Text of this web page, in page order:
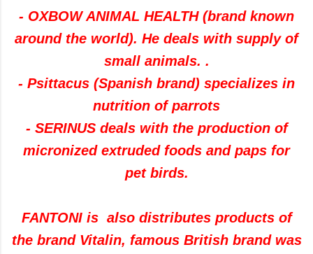
- OXBOW ANIMAL HEALTH (brand known
around the world). He deals with supply of
small animals. .
- Psittacus (Spanish brand) specializes in
nutrition of parrots
- SERINUS deals with the production of
micronized extruded foods and paps for
pet birds.
FANTONI is also distributes products of
the brand Vitalin, famous British brand was